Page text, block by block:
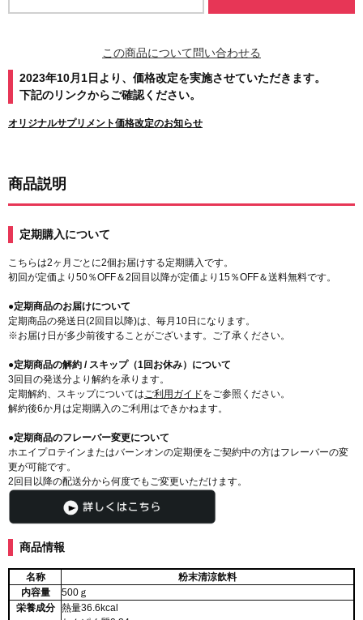
この商品について問い合わせる
2023年10月1日より、価格改定を実施させていただきます。
下記のリンクからご確認ください。
オリジナルサプリメント価格改定のお知らせ
商品説明
定期購入について
こちらは2ヶ月ごとに2個お届けする定期購入です。
初回が定価より50％OFF＆2回目以降が定価より15％OFF＆送料無料です。
●定期商品のお届けについて
定期商品の発送日(2回目以降)は、毎月10日になります。
※お届け日が多少前後することがございます。ご了承ください。
●定期商品の解約 / スキップ（1回お休み）について
3回目の発送分より解約を承ります。
定期解約、スキップについては ご利用ガイドをご参照ください。
解約後6か月は定期購入のご利用はできかねます。
●定期商品のフレーバー変更について
ホエイプロテインまたはバーンオンの定期便をご契約中の方はフレーバーの変
更が可能です。
2回目以降の配送分から何度でもご変更いただけます。
商品情報
名称
粉末清涼飲料
内容量
500ｇ
栄養成分
熱量36.6kcal